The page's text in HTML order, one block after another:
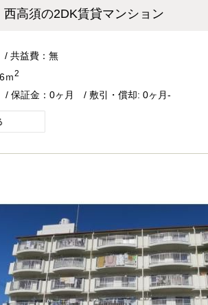
高須の2DK賃貸マンション
共益費：無
ｍ2
保証金：0ヶ月 / 敷引・償却: 0ヶ月-